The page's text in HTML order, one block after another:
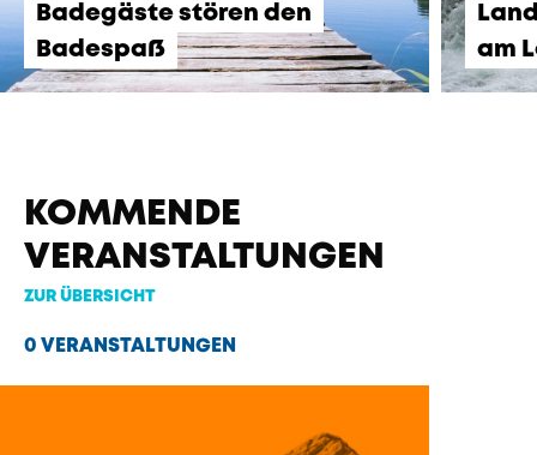
Badegäste stören den
Badespaß
am
KOMMENDE
VERANSTALTUNGEN
ZUR ÜBERSICHT
0 VERANSTALTUNGEN